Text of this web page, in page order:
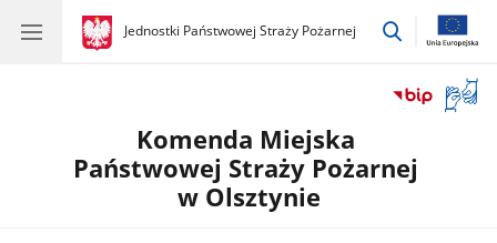
gov.pl
Jednostki Państwowej Straży Pożarnej
gov.pl
Jednostki
przejdź
okno
Komenda Miejska
Państwowej Straży Pożarnej
w Olsztynie